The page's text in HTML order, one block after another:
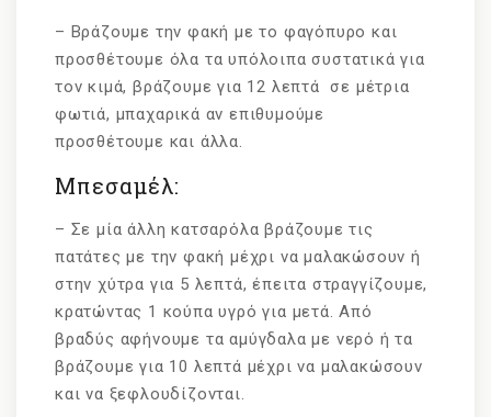
– Βράζουμε την φακή με το φαγόπυρο και
προσθέτουμε όλα τα υπόλοιπα συστατικά για
τον κιμά, βράζουμε για 12 λεπτά σε μέτρια
φωτιά, μπαχαρικά αν επιθυμούμε
προσθέτουμε και άλλα.
Μπεσαμέλ:
– Σε μία άλλη κατσαρόλα βράζουμε τις
πατάτες με την φακή μέχρι να μαλακώσουν ή
στην χύτρα για 5 λεπτά, έπειτα στραγγίζουμε,
κρατώντας 1 κούπα υγρό για μετά. Από
βραδύς αφήνουμε τα αμύγδαλα με νερό ή τα
βράζουμε για 10 λεπτά μέχρι να μαλακώσουν
και να ξεφλουδίζονται.